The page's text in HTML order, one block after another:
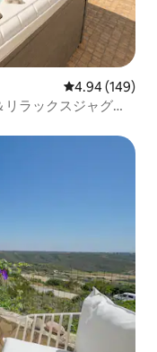
レビュー149
4.94 (149)
ラックスジャグジ